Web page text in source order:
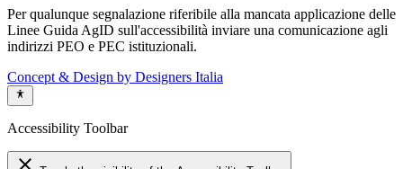
Per qualunque segnalazione riferibile alla mancata applicazione delle
Linee Guida AgID sull'accessibilità inviare una comunicazione agli
indirizzi PEO e PEC istituzionali.
Concept & Design by Designers Italia
Accessibility Toolbar
close